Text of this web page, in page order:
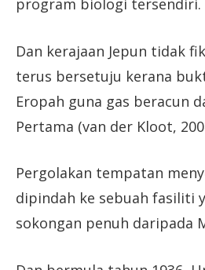
program biologi tersendiri.
Dan kerajaan Jepun tidak
terus bersetuju kerana
Eropah guna gas beracun
Pertama (van der Kloot,
Pergolakan tempatan
dipindah ke sebuah fasiliti
sokongan penuh daripada